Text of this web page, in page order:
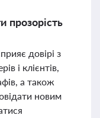
прозорість
довірі з
і клієнтів,
а також
новим